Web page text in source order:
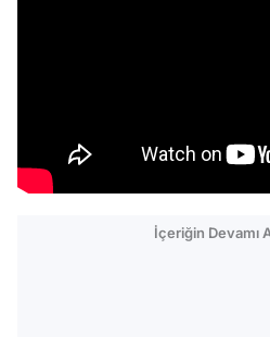
İçeriğin Devamı